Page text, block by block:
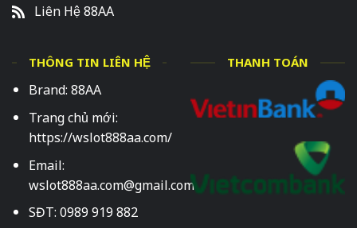
Liên Hệ 88AA
THÔNG TIN LIÊN HỆ
Brand: 88AA
Trang chủ mới:
https://wslot888aa.com/
Email:
wslot888aa.com@gmail.com
SĐT: 0989 919 882
THANH TOÁN